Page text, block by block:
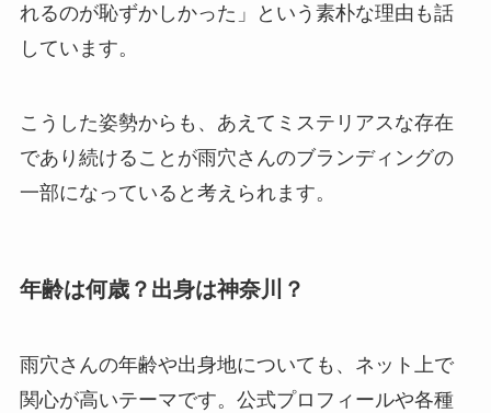
れるのが恥ずかしかった」という素朴な理由も話
しています。
こうした姿勢からも、あえてミステリアスな存在
であり続けることが雨穴さんのブランディングの
一部になっていると考えられます。
年齢は何歳？出身は神奈川？
雨穴さんの年齢や出身地についても、ネット上で
関心が高いテーマです。公式プロフィールや各種